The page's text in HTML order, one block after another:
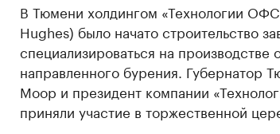
В Тюмени холдингом «Технологии
Hughes) было начато строительство
специализироваться на производстве
направленного бурения. Губернатор
Моор и президент компании
приняли участие в торжественной